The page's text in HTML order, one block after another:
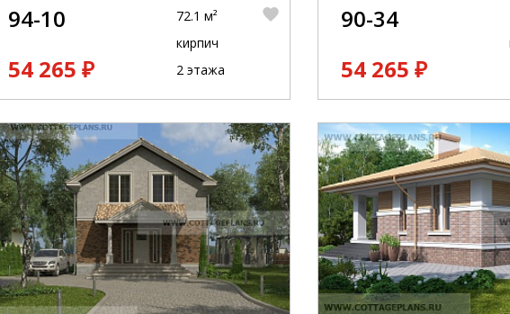
94-10
54 265 ₽
72.1 м²
кирпич
2 этажа
90-34
54 265 ₽